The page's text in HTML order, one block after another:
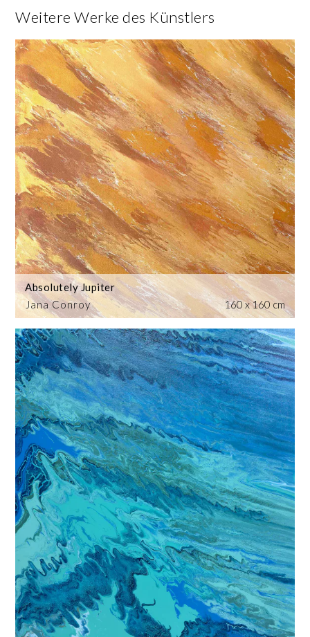
Weitere Werke des Künstlers
Jana Conroy
Absolutely Jupiter
160 x 160 cm